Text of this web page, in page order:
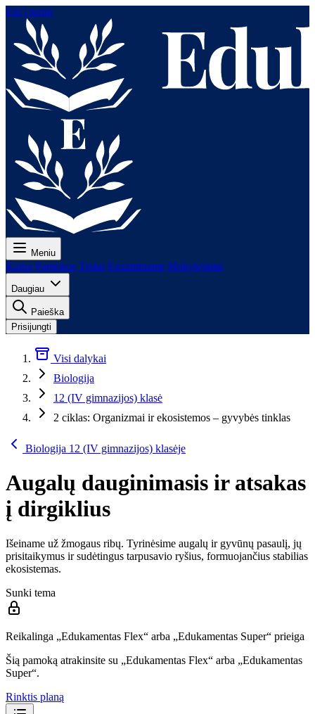
Eiti į turinį
Meniu
Kaina Pamokos Testai Egzaminams Mokytojams
Daugiau
Paieška
Prisijungti
Visi dalykai
Biologija
12 (IV gimnazijos) klasė
2 ciklas: Organizmai ir ekosistemos – gyvybės tinklas
Biologija 12 (IV gimnazijos) klasėje
Augalų dauginimasis ir atsakas
į dirgiklius
Išeiname už žmogaus ribų. Tyrinėsime augalų ir gyvūnų pasaulį, jų
prisitaikymus ir sudėtingus tarpusavio ryšius, formuojančius stabilias
ekosistemas.
Sunki tema
Reikalinga „Edukamentas Flex“ arba „Edukamentas Super“ prieiga
Šią pamoką atrakinsite su „Edukamentas Flex“ arba „Edukamentas
Super“.
Rinktis planą